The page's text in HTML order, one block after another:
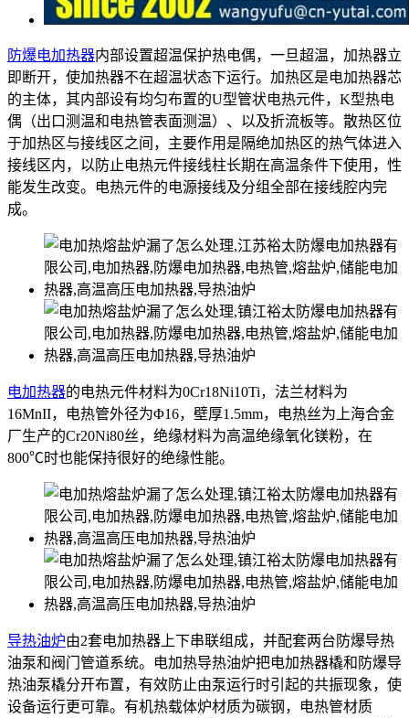
防爆电加热器内部设置超温保护热电偶，一旦超温，加热器立
即断开，使加热器不在超温状态下运行。加热区是电加热器芯
的主体，其内部设有均匀布置的U型管状电热元件，K型热电
偶（出口测温和电热管表面测温）、以及折流板等。散热区位
于加热区与接线区之间，主要作用是隔绝加热区的热气体进入
接线区内，以防止电热元件接线柱长期在高温条件下使用，性
能发生改变。电热元件的电源接线及分组全部在接线腔内完
成。
电加热器的电热元件材料为0Cr18Ni10Ti，法兰材料为
16MnII，电热管外径为Φ16，壁厚1.5mm，电热丝为上海合金
厂生产的Cr20Ni80丝，绝缘材料为高温绝缘氧化镁粉，在
800℃时也能保持很好的绝缘性能。
导热油炉由2套电加热器上下串联组成，并配套两台防爆导热
油泵和阀门管道系统。电加热导热油炉把电加热器橇和防爆导
热油泵橇分开布置，有效防止由泵运行时引起的共振现象，使
设备运行更可靠。有机热载体炉材质为碳钢，电热管材质